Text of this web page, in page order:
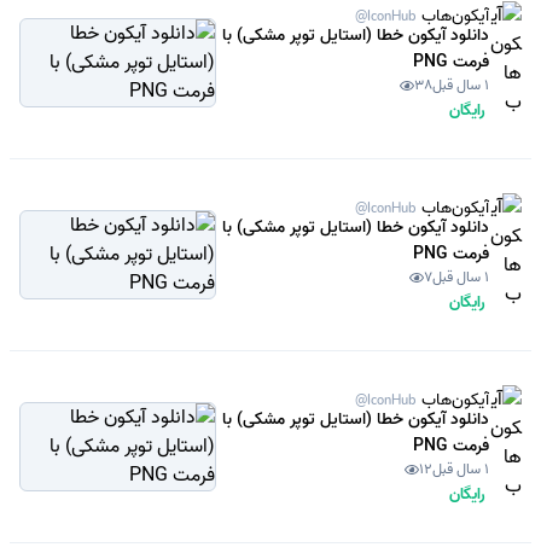
آیکون‌هاب @IconHub
دانلود آیکون خطا (استایل توپر مشکی) با
فرمت PNG
1 سال قبل 38
رایگان
آیکون‌هاب @IconHub
دانلود آیکون خطا (استایل توپر مشکی) با
فرمت PNG
1 سال قبل 7
رایگان
آیکون‌هاب @IconHub
دانلود آیکون خطا (استایل توپر مشکی) با
فرمت PNG
1 سال قبل 12
رایگان